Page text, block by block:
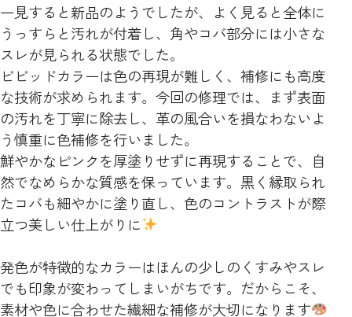
一見すると新品のようでしたが、よく見ると全体に
うっすらと汚れが付着し、角やコバ部分には小さな
スレが見られる状態でした。
ビビッドカラーは色の再現が難しく、補修にも高度
な技術が求められます。今回の修理では、まず表面
の汚れを丁寧に除去し、革の風合いを損なわないよ
う慎重に色補修を行いました。
鮮やかなピンクを厚塗りせずに再現することで、自
然でなめらかな質感を保っています。黒く縁取られ
たコバも細やかに塗り直し、色のコントラストが際
立つ美しい仕上がりに
発色が特徴的なカラーはほんの少しのくすみやスレ
でも印象が変わってしまいがちです。だからこそ、
素材や色に合わせた繊細な補修が大切になります